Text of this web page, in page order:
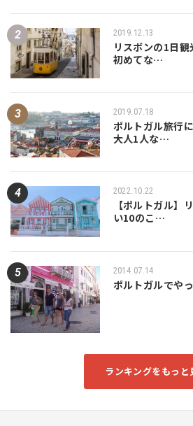
2019.12.13
リスボンの1日
初めてな…
2019.07.18
ポルトガル旅行
大人1人な…
2022.10.22
【ポルトガル】
い10のこ…
2014.07.14
ポルトガルでや
ランキングをもっと